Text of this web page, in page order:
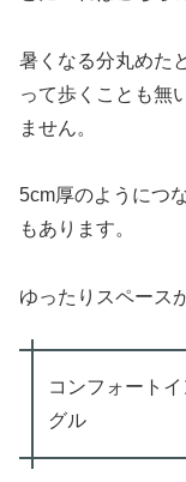
暑くなる分丸めた
って歩くことも無
ません。
5cm厚のようにつ
もあります。
ゆったりスペース
コンフォート
グル